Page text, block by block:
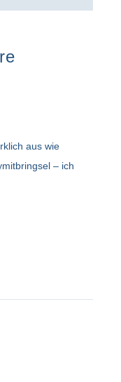
aus wie
– ich